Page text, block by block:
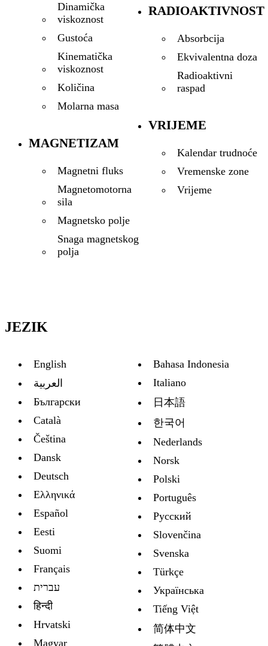
Dinamička
viskoznost
Gustoća
Kinematička
viskoznost
Količina
Molarna masa
MAGNETIZAM
Magnetni fluks
Magnetomotorna
sila
Magnetsko polje
Snaga magnetskog
polja
RADIOAKTIVNOST
Absorbcija
Ekvivalentna doza
Radioaktivni
raspad
VRIJEME
Kalendar trudnoće
Vremenske zone
Vrijeme
JEZIK
English
العربية
Български
Català
Čeština
Dansk
Deutsch
Ελληνικά
Español
Eesti
Suomi
Français
עברית
हिन्दी
Hrvatski
Magyar
Bahasa Indonesia
Italiano
日本語
한국어
Nederlands
Norsk
Polski
Português
Русский
Slovenčina
Svenska
Türkçe
Украïнська
Tiếng Việt
简体中文